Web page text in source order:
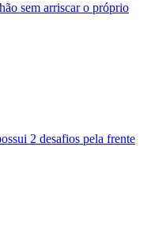
sem arriscar o próprio
2 desafios pela frente